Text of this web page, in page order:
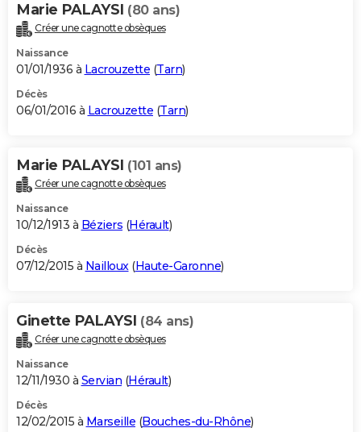
Marie PALAYSI (80 ans)
Créer une cagnotte obsèques
Naissance
01/01/1936 à Lacrouzette (Tarn)
Décès
06/01/2016 à Lacrouzette (Tarn)
Marie PALAYSI (101 ans)
Créer une cagnotte obsèques
Naissance
10/12/1913 à Béziers (Hérault)
Décès
07/12/2015 à Nailloux(Haute-Garonne)
Ginette PALAYSI (84 ans)
Créer une cagnotte obsèques
Naissance
12/11/1930 à Servian (Hérault)
Décès
12/02/2015 à Marseille (Bouches-du-Rhône)